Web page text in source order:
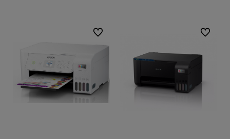
Do ulubionych Do